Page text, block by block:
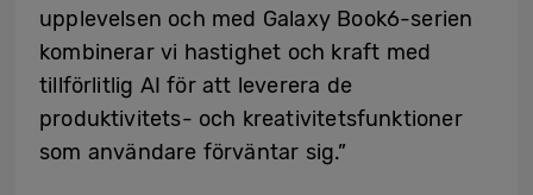
upplevelsen och med Galaxy Book6-serien
kombinerar vi hastighet och kraft med
tillförlitlig AI för att leverera de
produktivitets- och kreativitetsfunktioner
som användare förväntar sig.”